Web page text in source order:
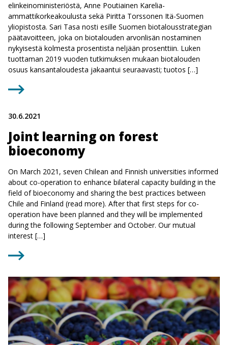
elinkeinoministeriöstä, Anne Poutiainen Karelia-
ammattikorkeakoulusta sekä Piritta Torssonen Itä-Suomen
yliopistosta. Sari Tasa nosti esille Suomen biotalousstrategian
päätavoitteen, joka on biotalouden arvonlisän nostaminen
nykyisestä kolmesta prosentista neljään prosenttiin. Luken
tuottaman 2019 vuoden tutkimuksen mukaan biotalouden
osuus kansantaloudesta jakaantui seuraavasti; tuotos […]
30.6.2021
Joint learning on forest
bioeconomy
On March 2021, seven Chilean and Finnish universities informed
about co-operation to enhance bilateral capacity building in the
field of bioeconomy and sharing the best practices between
Chile and Finland (read more). After that first steps for co-
operation have been planned and they will be implemented
during the following September and October. Our mutual
interest […]